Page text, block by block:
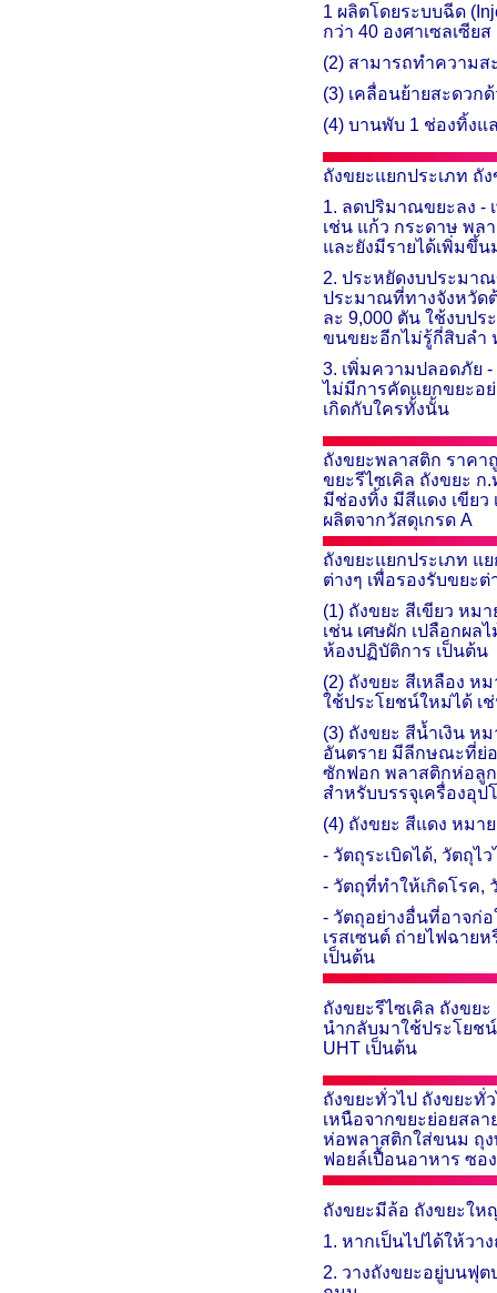
1 ผลิตโดยระบบฉีด (
กว่า 40 องศาเซลเซีย
(2) สามารถทำความส
(3) เคลื่อนย้ายสะดวก
(4) บานพับ 1 ช่องทิ้งแ
ถังขยะแยกประเภท ถั
1. ลดปริมาณขยะลง -
เช่น แก้ว กระดาษ พล
และยังมีรายได้เพิ่มขึ้น
2. ประหยัดงบประมา
ประมาณที่ทางจังหวัด
ละ 9,000 ตัน ใช้งบปร
ขนขยะอีกไม่รู้กี่สิบลำ
3. เพิ่มความปลอดภัย
ไม่มีการคัดแยกขยะอ
เกิดกับใครทั้งนั้น
ถังขยะพลาสติก ราคา
ขยะรีไซเคิล ถังขยะ ก.
มีช่องทิ้ง มีสีแดง เขีย
ผลิตจากวัสดุเกรด A
ถังขยะแยกประเภท แ
ต่างๆ เพื่อรองรับขยะ
(1) ถังขยะ สีเขียว หม
เช่น เศษผัก เปลือกผล
ห้องปฏิบัติการ เป็นต้น
(2) ถังขยะ สีเหลือง ห
ใช้ประโยชน์ใหม่ได้ เ
(3) ถังขยะ สีน้ำเงินหม
อันตราย มีลีกษณะที่ย่
ซักฟอก พลาสติกห่อลูก
สำหรับบรรจุเครื่องอุ
(4) ถังขยะ สีแดง หม
- วัตถุระเบิดได้, วัตถุไว
- วัตถุที่ทำให้เกิดโรค,
- วัตถุอย่างอื่นที่อาจก่
เรสเซนต์ ถ่ายไฟฉาย
เป็นต้น
ถังขยะรีไซเคิล ถังขยะ
นำกลับมาใช้ประโยช
UHT เป็นต้น
ถังขยะทั่วไป ถังขยะทั่
เหนือจากขยะย่อยสล
ห่อพลาสติกใส่ขนม ถุง
ฟอยล์เปื้อนอาหาร ซอ
ถังขยะมีล้อ ถังขยะใ
1. หาก​เป็น​ไป​ได้ให้​วา
2. วาง​ถัง​ขยะ​อยู่​บน​ฟุ